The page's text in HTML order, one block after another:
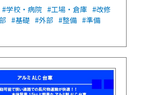
#学校・病院 #工場・倉庫 #改修
#基礎 #外部 #整備 #準備